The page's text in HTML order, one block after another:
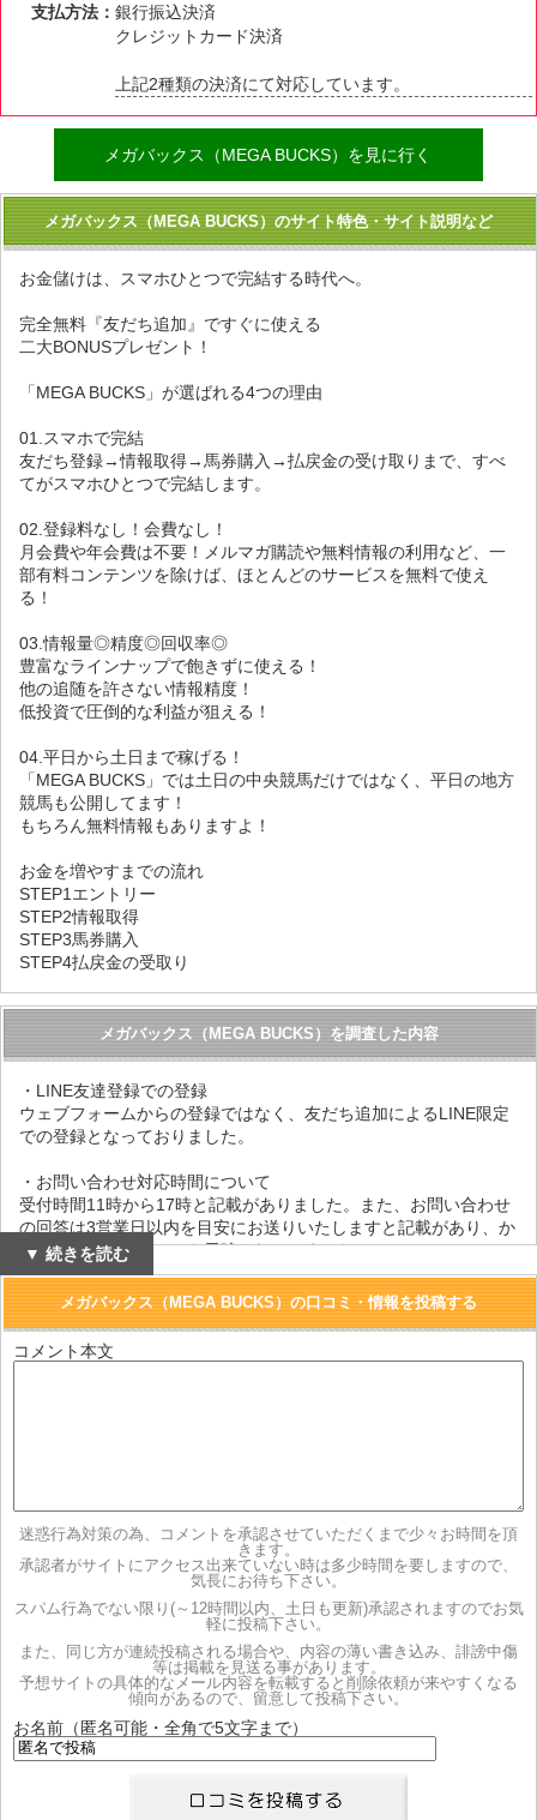
支払方法：銀行振込決済
クレジットカード決済
上記2種類の決済にて対応しています。
メガバックス（MEGA BUCKS）を見に行く
メガバックス（MEGA BUCKS）のサイト特色・サイト説明など
お金儲けは、スマホひとつで完結する時代へ。
完全無料『友だち追加』ですぐに使える
二大BONUSプレゼント！
「MEGA BUCKS」が選ばれる4つの理由
01.スマホで完結
友だち登録→情報取得→馬券購入→払戻金の受け取りまで、すべ
てがスマホひとつで完結します。
02.登録料なし！会費なし！
月会費や年会費は不要！メルマガ購読や無料情報の利用など、一
部有料コンテンツを除けば、ほとんどのサービスを無料で使え
る！
03.情報量◎精度◎回収率◎
豊富なラインナップで飽きずに使える！
他の追随を許さない情報精度！
低投資で圧倒的な利益が狙える！
04.平日から土日まで稼げる！
「MEGA BUCKS」では土日の中央競馬だけではなく、平日の地方
競馬も公開してます！
もちろん無料情報もありますよ！
お金を増やすまでの流れ
STEP1エントリー
STEP2情報取得
STEP3馬券購入
STEP4払戻金の受取り
メガバックス（MEGA BUCKS）を調査した内容
・LINE友達登録での登録
ウェブフォームからの登録ではなく、友だち追加によるLINE限定
での登録となっておりました。
・お問い合わせ対応時間について
受付時間11時から17時と記載がありました。また、お問い合わせ
の回答は3営業日以内を目安にお送りいたしますと記載があり、か
なり時間がかかることも示唆されていました。
・情報の引き渡し期間
商品によって個別に設定しております。
・商品代金以外の必要料金について
▼ 続きを読む
メガバックス（MEGA BUCKS）の口コミ・情報を投稿する
コメント本文
迷惑行為対策の為、コメントを承認させていただくまで少々お時間を頂
きます。
承認者がサイトにアクセス出来ていない時は多少時間を要しますので、
気長にお待ち下さい。
スパム行為でない限り(～12時間以内、土日も更新)承認されますのでお気
軽に投稿下さい。
また、同じ方が連続投稿される場合や、内容の薄い書き込み、誹謗中傷
等は掲載を見送る事があります。
予想サイトの具体的なメール内容を転載すると削除依頼が来やすくなる
傾向があるので、留意して投稿下さい。
お名前（匿名可能・全角で5文字まで）